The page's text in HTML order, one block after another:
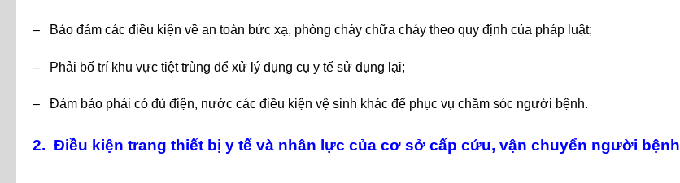
– Bảo đảm các điều kiện về an toàn bức xạ, phòng cháy chữa cháy theo quy định của pháp luật;
– Phải bố trí khu vực tiệt trùng để xử lý dụng cụ y tế sử dụng lại;
– Đảm bảo phải có đủ điện, nước các điều kiện vệ sinh khác để phục vụ chăm sóc người bệnh.
2. Điều kiện trang thiết bị y tế và nhân lực của cơ sở cấp cứu, vận chuyển người bệnh